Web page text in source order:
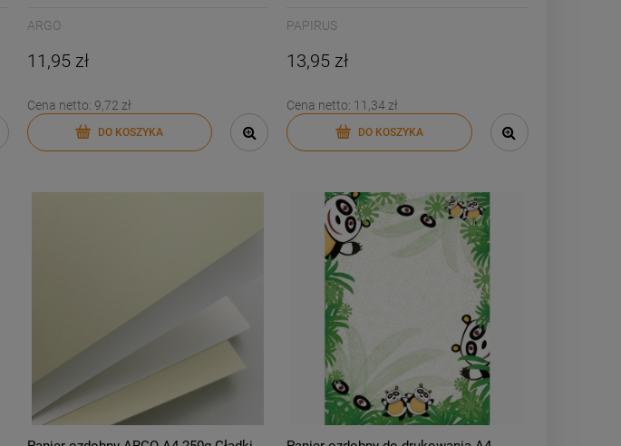
ARGO
11,95 zł
Cena netto: 9,72 zł
DO KOSZYKA
PAPIRUS
13,95 zł
Cena netto: 11,34 zł
DO KOSZYKA